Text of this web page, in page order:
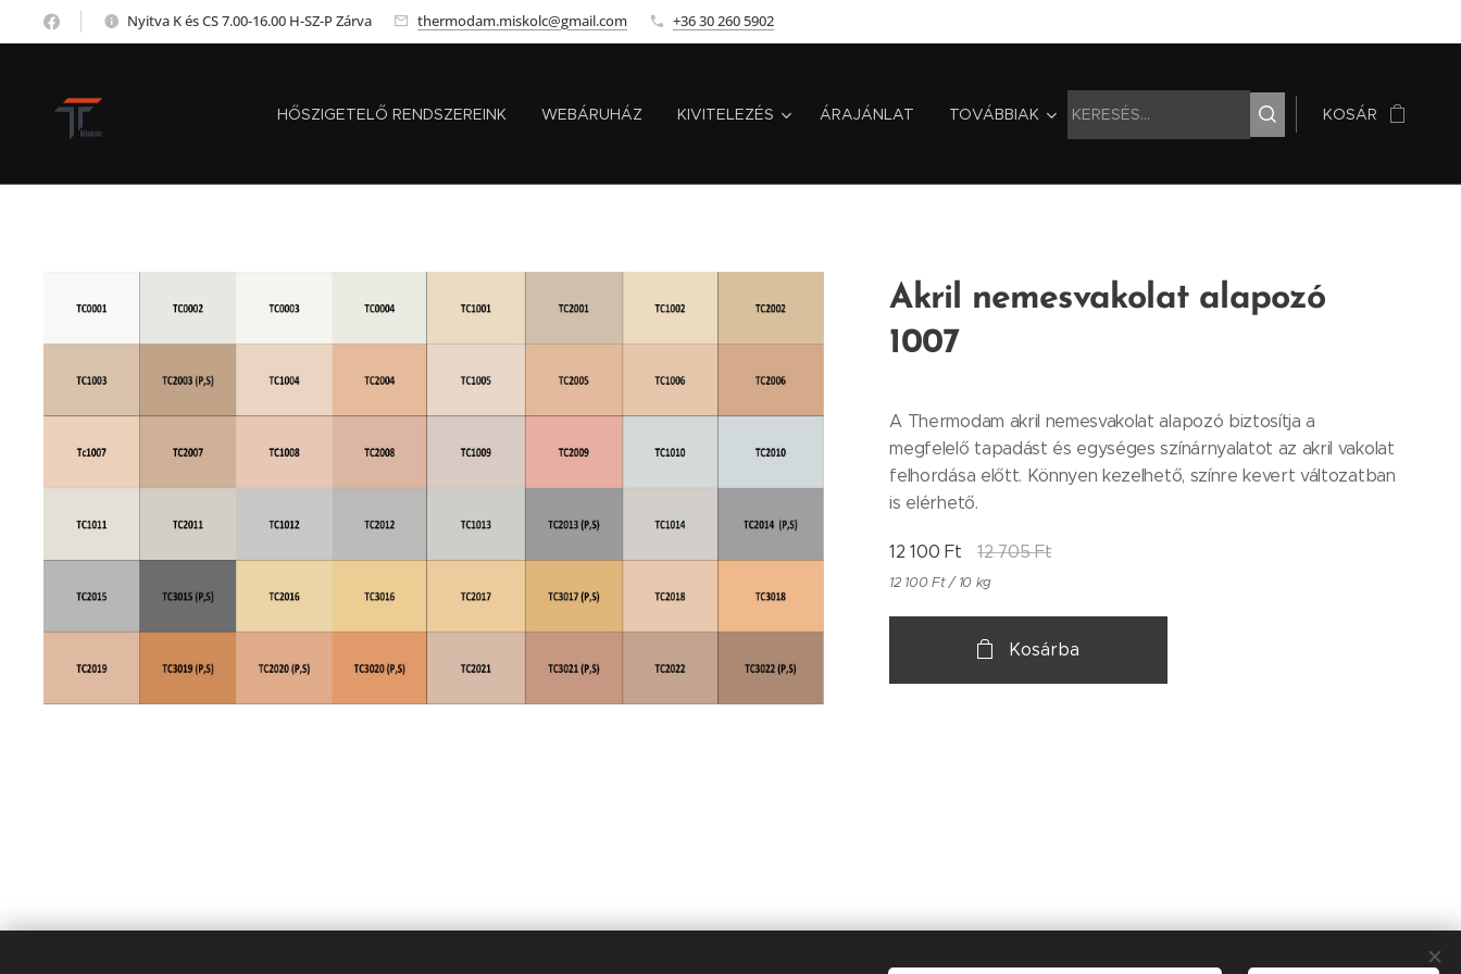
Nyitva K és CS 7.00-16.00 H-SZ-P Zárva thermodam.miskolc@gmail.com +36 30 260 5902
HŐSZIGETELŐ RENDSZEREINK WEBÁRUHÁZ KIVITELEZÉS ÁRAJÁNLAT TOVÁBBIAK KOSÁR
Akril nemesvakolat alapozó
1007
A Thermodam akril nemesvakolat alapozó biztosítja a
megfelelő tapadást és egységes színárnyalatot az akril vakolat
felhordása előtt. Könnyen kezelhető, színre kevert változatban
is elérhető.
12 100 Ft 12 705Ft
12 100 Ft / 10 kg
Kosárba